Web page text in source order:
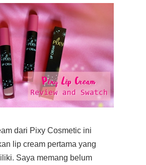
dari Pixy Cosmetic ini
lip cream pertama yang
Saya memang belum